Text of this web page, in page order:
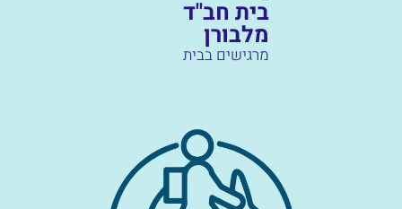
בית חב"ד
מלבורן
מרגישים בבית